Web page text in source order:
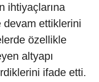
ihtiyaçlarına
ettiklerini
özellikle
altyapı
ifade etti.